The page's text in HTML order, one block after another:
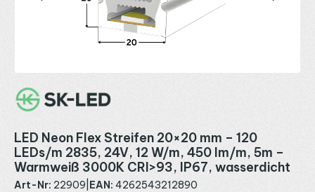
LED Neon Flex Streifen 20×20 mm – 120
LEDs/m 2835, 24V, 12 W/m, 450 lm/m, 5m –
Warmweiß 3000K CRI>93, IP67, wasserdicht
Art-Nr: 22909 EAN: 4262543212890